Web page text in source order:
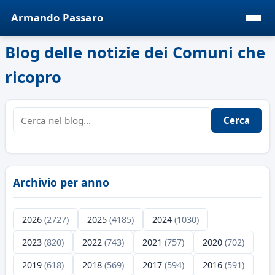
Armando Passaro
Blog delle notizie dei Comuni che
ricopro
Cerca
Archivio per anno
2026 (2727) 2025 (4185) 2024 (1030)
2023 (820) 2022 (743) 2021 (757) 2020 (702)
2019 (618) 2018 (569) 2017 (594) 2016 (591)